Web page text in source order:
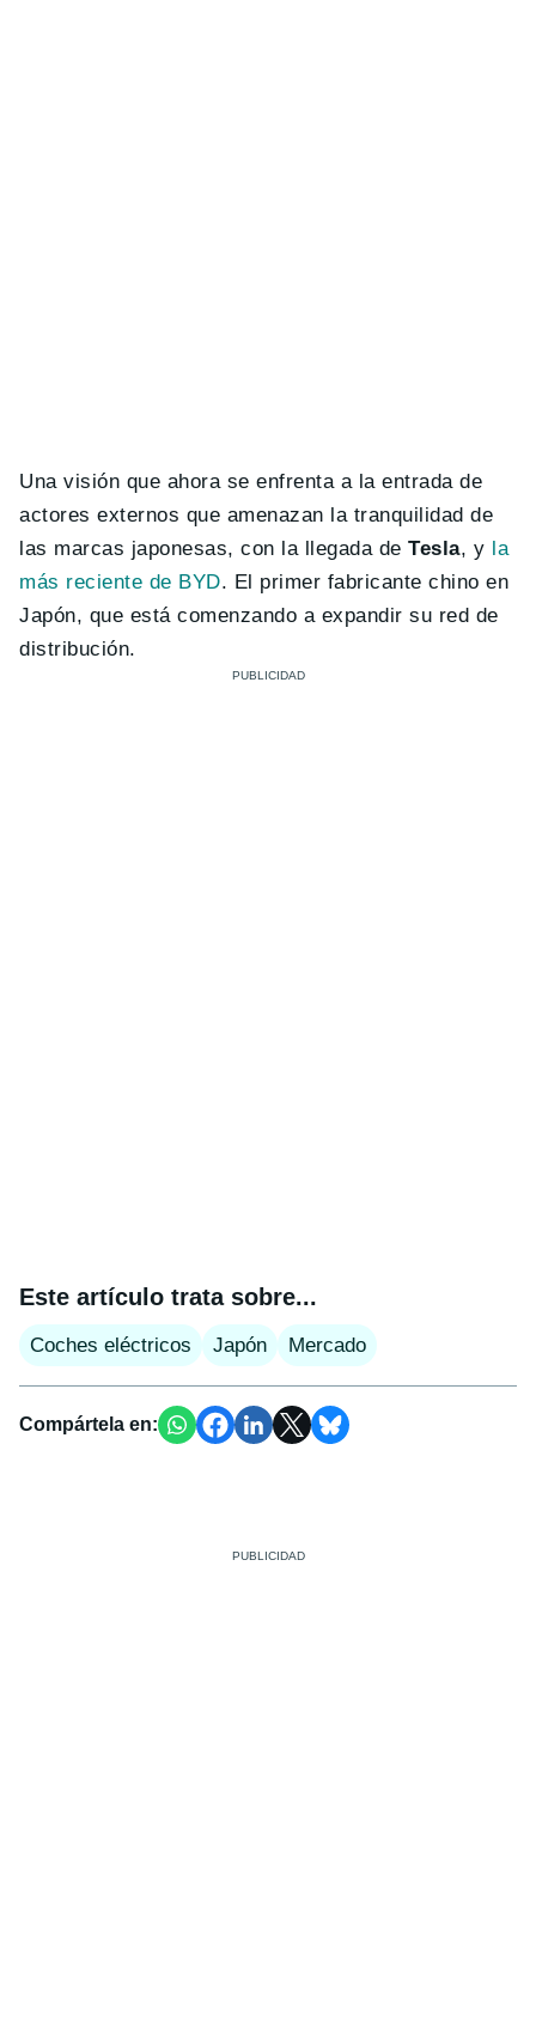
Una visión que ahora se enfrenta a la entrada de
actores externos que amenazan la tranquilidad de
las marcas japonesas, con la llegada deTesla, y la
más reciente de BYD. El primer fabricante chino en
Japón, que está comenzando a expandir su red de
distribución.
Este artículo trata sobre...
Coches eléctricos Japón Mercado
Compártela en: